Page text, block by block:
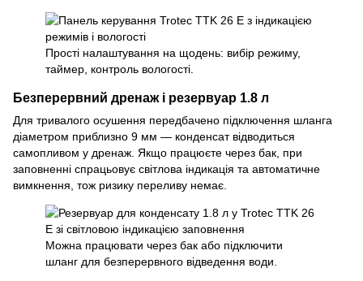
Прості налаштування на щодень: вибір режиму,
таймер, контроль вологості.
Безперервний дренаж і резервуар 1.8 л
Для тривалого осушення передбачено підключення шланга
діаметром приблизно 9 мм — конденсат відводиться
самопливом у дренаж. Якщо працюєте через бак, при
заповненні спрацьовує світлова індикація та автоматичне
вимкнення, тож ризику переливу немає.
Можна працювати через бак або підключити
шланг для безперервного відведення води.